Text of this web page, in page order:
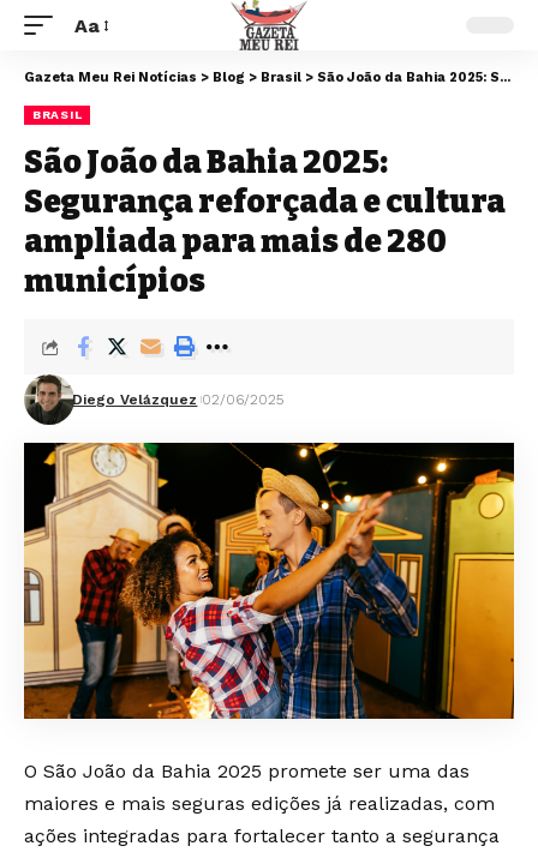
Aa
Gazeta Meu Rei Notícias > Blog > Brasil > São João da Bahia 2025: Segurança reforçada e cultura ampliada para mais de 280 municípios
BRASIL
São João da Bahia 2025:
Segurança reforçada e cultura
ampliada para mais de 280
municípios
Diego Velázquez 02/06/2025
O São João da Bahia 2025 promete ser uma das
maiores e mais seguras edições já realizadas, com
ações integradas para fortalecer tanto a segurança